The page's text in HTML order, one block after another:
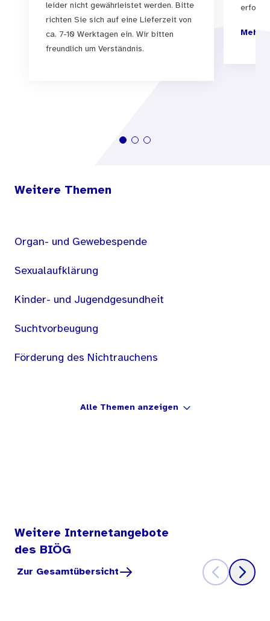
leider nicht gewährleistet werden. Bitte
richten Sie sich auf eine Lieferzeit von
ca. 7-10 Werktagen ein. Wir bitten
freundlich um Verständnis.
Mehr
Weitere Themen
Organ- und Gewebespende
Sexualaufklärung
Kinder- und Jugendgesundheit
Suchtvorbeugung
Förderung des Nichtrauchens
Alle Themen anzeigen
Weitere Internetangebote
des BIÖG
Zur Gesamtübersicht